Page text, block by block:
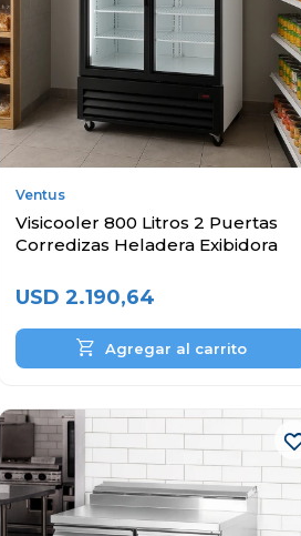
Ventus
Visicooler 800 Litros 2 Puertas
Corredizas Heladera Exibidora
USD 2.190,64